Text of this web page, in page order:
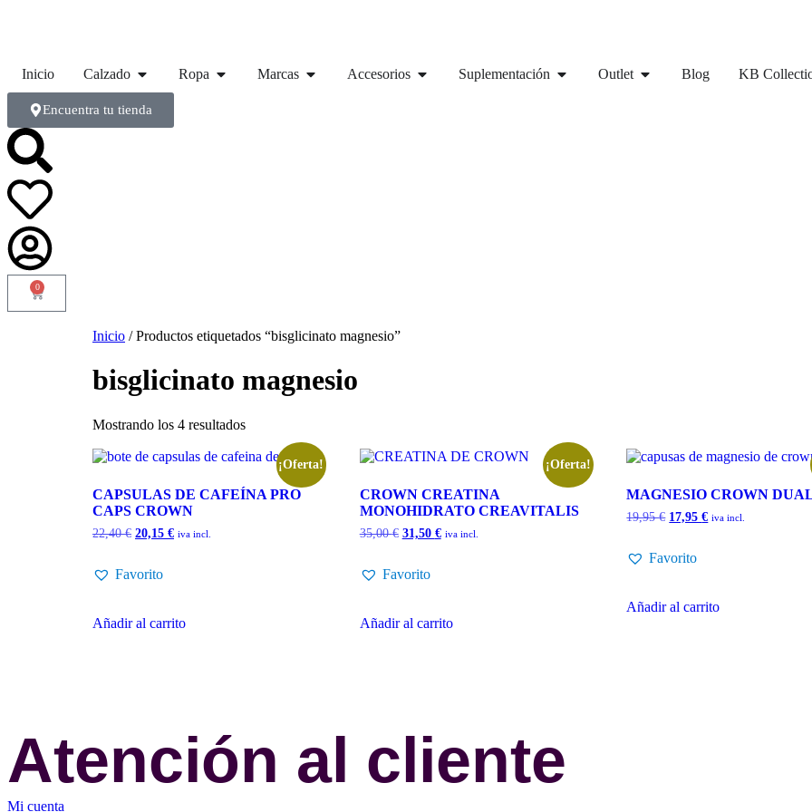
Inicio Calzado Ropa Marcas Accesorios Suplementación Outlet Blog KB
Encuentra tu tienda
0
Inicio / Productos etiquetados “bisglicinato magnesio”
bisglicinato magnesio
Mostrando los 4 resultados
¡Oferta!
CAPSULAS DE CAFEÍNA PRO
CAPS CROWN
22,40€ 20,15 € iva incl.
Favorito
Añadir al carrito
¡Oferta!
CROWN CREATINA
MONOHIDRATO CREAVITALIS
35,00€ 31,50 € iva incl.
Favorito
Añadir al carrito
MAGNESIO CROWN
19,95€ 17,95€ iva incl.
Favorito
Añadir al carrito
Atención al cliente
Mi cuenta